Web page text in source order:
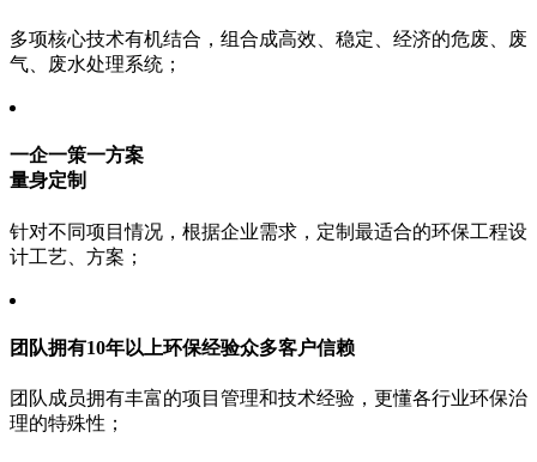
多项核心技术有机结合，组合成高效、稳定、经济的危废、废
气、废水处理系统；
一企一策一方案
量身定制
针对不同项目情况，根据企业需求，定制最适合的环保工程设
计工艺、方案；
团队拥有10年以上环保经验众多客户信赖
团队成员拥有丰富的项目管理和技术经验，更懂各行业环保治
理的特殊性；